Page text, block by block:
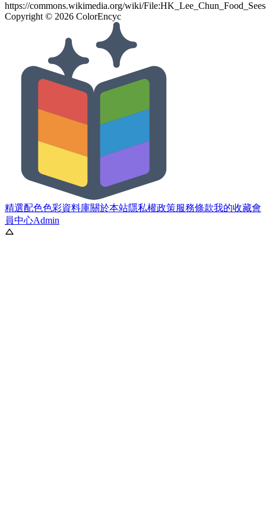
https://commons.wikimedia.org/wiki/
Copyright © 2026 ColorEncyc
精選配色色彩資料庫關於本站隱私權政策服務條款我的收藏會
員中心Admin